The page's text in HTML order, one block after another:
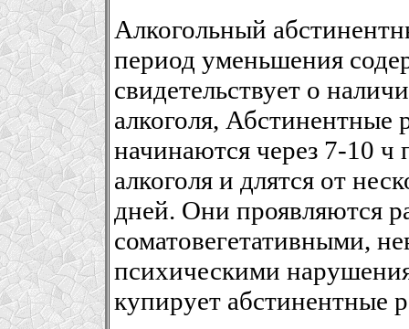
Алкогольный
период уменьшения
свидетельствует о
алкоголя, Абстинентные
начинаются через 7-10
алкоголя и длятся от
дней. Они проявляются
соматовегетативными,
психическими
купирует абстинентные